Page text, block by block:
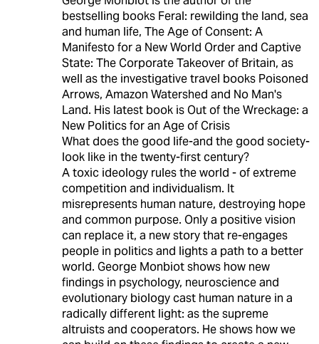
bestselling books Feral: rewilding the land, sea
and human life, The Age of Consent: A
Manifesto for a New World Order and Captive
State: The Corporate Takeover of Britain, as
well as the investigative travel books Poisoned
Arrows, Amazon Watershed and No Man's
Land. His latest book is Out of the Wreckage: a
New Politics for an Age of Crisis
What does the good life-and the good society-
look like in the twenty-first century?
A toxic ideology rules the world - of extreme
competition and individualism. It
misrepresents human nature, destroying hope
and common purpose. Only a positive vision
can replace it, a new story that re-engages
people in politics and lights a path to a better
world. George Monbiot shows how new
findings in psychology, neuroscience and
evolutionary biology cast human nature in a
radically different light: as the supreme
altruists and cooperators. He shows how we